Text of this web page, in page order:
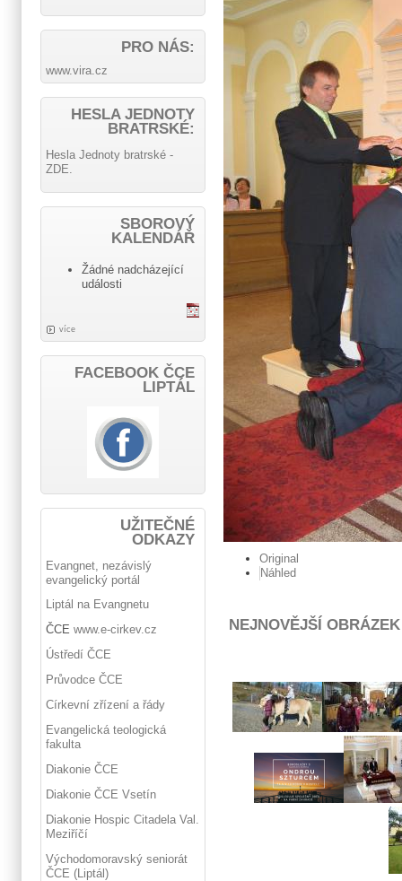
Original
Náhled
NEJNOVĚJŠÍ OBRÁZEK
PRO NÁS:
www.vira.cz
HESLA JEDNOTY
BRATRSKÉ:
Hesla Jednoty bratrské -
ZDE.
SBOROVÝ
KALENDÁŘ
Žádné nadcházející
události
více
FACEBOOK ČCE
LIPTÁL
UŽITEČNÉ
ODKAZY
Evangnet, nezávislý
evangelický portál
Liptál na Evangnetu
ČCE www.e-cirkev.cz
Ústředí ČCE
Průvodce ČCE
Církevní zřízení a řády
Evangelická teologická
fakulta
Diakonie ČCE
Diakonie ČCE Vsetín
Diakonie Hospic Citadela Val.
Meziříčí
Východomoravský seniorát
ČCE (Liptál)